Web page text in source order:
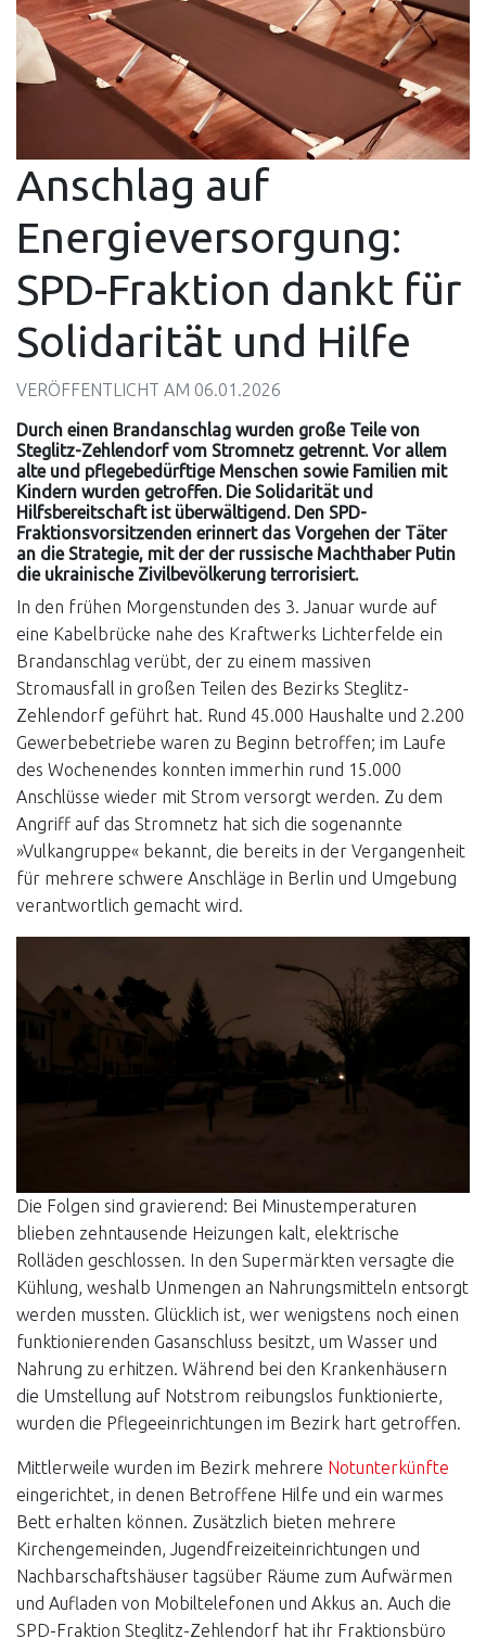
Anschlag auf
Energieversorgung:
SPD-Fraktion dankt für
Solidarität und Hilfe
VERÖFFENTLICHT AM 06.01.2026
Durch einen Brandanschlag wurden große Teile von
Steglitz-Zehlendorf vom Stromnetz getrennt. Vor allem
alte und pflegebedürftige Menschen sowie Familien mit
Kindern wurden getroffen. Die Solidarität und
Hilfsbereitschaft ist überwältigend. Den SPD-
Fraktionsvorsitzenden erinnert das Vorgehen der Täter
an die Strategie, mit der der russische Machthaber Putin
die ukrainische Zivilbevölkerung terrorisiert.
In den frühen Morgenstunden des 3. Januar wurde auf
eine Kabelbrücke nahe des Kraftwerks Lichterfelde ein
Brandanschlag verübt, der zu einem massiven
Stromausfall in großen Teilen des Bezirks Steglitz-
Zehlendorf geführt hat. Rund 45.000 Haushalte und 2.200
Gewerbebetriebe waren zu Beginn betroffen; im Laufe
des Wochenendes konnten immerhin rund 15.000
Anschlüsse wieder mit Strom versorgt werden. Zu dem
Angriff auf das Stromnetz hat sich die sogenannte
»Vulkangruppe« bekannt, die bereits in der Vergangenheit
für mehrere schwere Anschläge in Berlin und Umgebung
verantwortlich gemacht wird.
Die Folgen sind gravierend: Bei Minustemperaturen
blieben zehntausende Heizungen kalt, elektrische
Rolläden geschlossen. In den Supermärkten versagte die
Kühlung, weshalb Unmengen an Nahrungsmitteln entsorgt
werden mussten. Glücklich ist, wer wenigstens noch einen
funktionierenden Gasanschluss besitzt, um Wasser und
Nahrung zu erhitzen. Während bei den Krankenhäusern
die Umstellung auf Notstrom reibungslos funktionierte,
wurden die Pflegeeinrichtungen im Bezirk hart getroffen.
Mittlerweile wurden im Bezirk mehrere Notunterkünfte
eingerichtet, in denen Betroffene Hilfe und ein warmes
Bett erhalten können. Zusätzlich bieten mehrere
Kirchengemeinden, Jugendfreizeiteinrichtungen und
Nachbarschaftshäuser tagsüber Räume zum Aufwärmen
und Aufladen von Mobiltelefonen und Akkus an. Auch die
SPD-Fraktion Steglitz-Zehlendorf hat ihr Fraktionsbüro